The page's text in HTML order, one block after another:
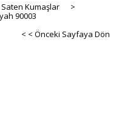
Saten Kumaşlar
>
90003
< < Önceki Sayfaya Dön